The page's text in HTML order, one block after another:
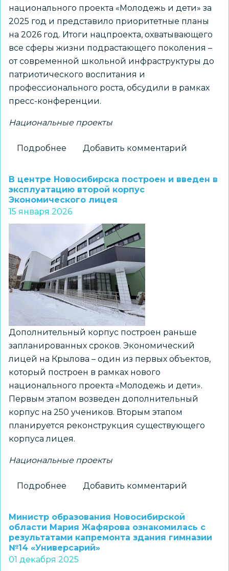
национального проекта «Молодежь и дети» за
2025 год и представило приоритетные планы
на 2026 год. Итоги нацпроекта, охватывающего
все сферы жизни подрастающего поколения –
от современной школьной инфраструктуры до
патриотического воспитания и
профессионального роста, обсудили в рамках
пресс-конференции.
Национальные проекты
Подробнее
итоги
работы
в
рамках
национального
проекта
«Молодежь
и
дети»
за
2025
год
Добавить комментарий
В центре Новосибирска построен и введен в
эксплуатацию второй корпус
Экономического лицея
15 января 2026
Дополнительный корпус построен раньше
запланированных сроков. Экономический
лицей на Крылова – один из первых объектов,
который построен в рамках нового
национального проекта «Молодежь и дети».
Первым этапом возведен дополнительный
корпус на 250 учеников. Вторым этапом
планируется реконструкция существующего
корпуса лицея.
Национальные проекты
Подробнее
Новосибирска
построен
и
введен
Добавить комментарий
Министр образования Новосибирской
области Мария Жафярова ознакомилась с
результатами капремонта здания гимназии
№14 «Универсарий»
01 декабря 2025